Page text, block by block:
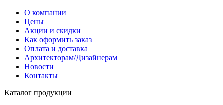
О компании
Цены
Акции и скидки
Как оформить заказ
Оплата и доставка
Архитекторам/Дизайнерам
Новости
Контакты
Каталог продукции